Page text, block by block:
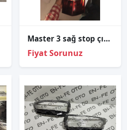
Master 3 sağ stop çıkma ORJİNAL
Fiyat Sorunuz